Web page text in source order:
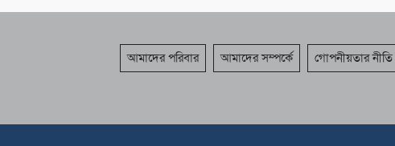
আমাদের পরিবার আমাদের সম্পর্কে গোপনীয়তার নীতি